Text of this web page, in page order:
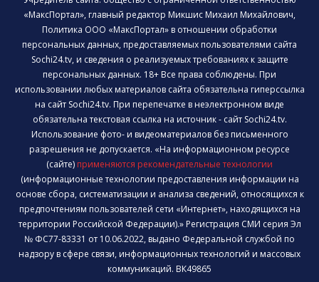
«МаксПортал», главный редактор Микшис Михаил Михайлович,
Политика ООО «МаксПортал» в отношении обработки
персональных данных, предоставляемых пользователями сайта
Sochi24.tv, и сведения о реализуемых требованиях к защите
персональных данных. 18+ Все права соблюдены. При
использовании любых материалов сайта обязательна гиперссылка
на сайт Sochi24.tv. При перепечатке в неэлектронном виде
обязательна текстовая ссылка на источник - сайт Sochi24.tv.
Использование фото- и видеоматериалов без письменного
разрешения не допускается. «На информационном ресурсе
(сайте) применяются рекомендательные технологии
(информационные технологии предоставления информации на
основе сбора, систематизации и анализа сведений, относящихся к
предпочтениям пользователей сети «Интернет», находящихся на
территории Российской Федерации).» Регистрация СМИ серия Эл
№ ФС77-83331 от 10.06.2022, выдано Федеральной службой по
надзору в сфере связи, информационных технологий и массовых
коммуникаций. ВК49865